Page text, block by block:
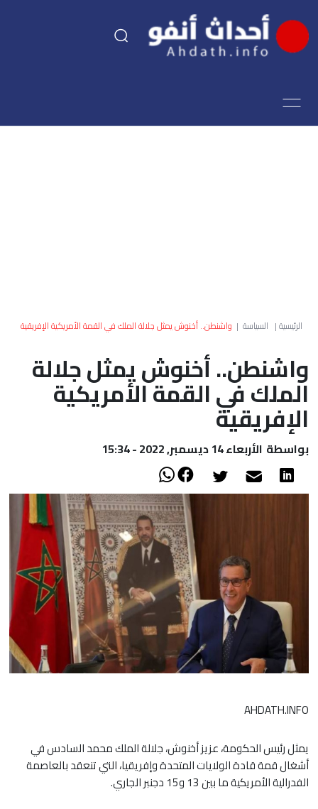
اقتصاد
العالم
أعمدة
الصحراء
الرئيسية| السياسة | واشنطن.. أخنوش يمثل جلالة الملك في القمة الأمريكية الإفريقية
واشنطن.. أخنوش يمثل جلالة
الملك في القمة الأمريكية
الإفريقية
بواسطة الأربعاء 14 ديسمبر, 2022 - 15:34
AHDATH.INFO
يمثل رئيس الحكومة، عزيز أخنوش، جلالة الملك محمد السادس في
أشغال قمة قادة الولايات المتحدة وإفريقيا، التي تنعقد بالعاصمة
الفدرالية الأمريكية ما بين 13 و15 دجنبر الجاري.